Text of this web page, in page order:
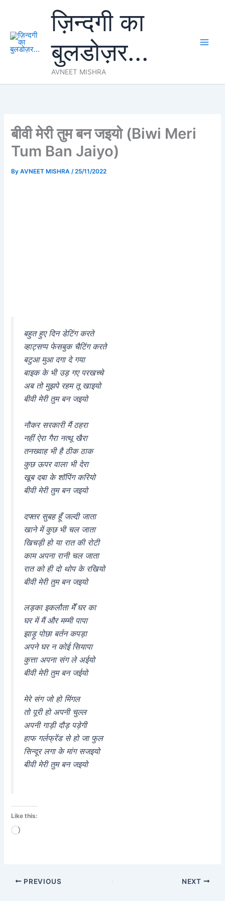
content
ज़िन्दगी का
बुलडोज़र...
AVNEET MISHRA
बीवी मेरी तुम बन जइयो (Biwi Meri
Tum Ban Jaiyo)
ByAVNEET MISHRA/25/11/2022
बहुत हुए दिन डेटिंग करते
व्हाट्सप्प फेसबुक चैटिंग करते
बटुआ मुआ दगा दे गया
बाइक के भी उड़ गए परखच्चे
अब तो मुझपे रहम तू खाइयो
बीवी मेरी तुम बन जइयो
नौकर सरकारी मैं ठहरा
नहीं ऐरा गैरा नत्थू खैरा
तनख्वाह भी है ठीक ठाक
कुछ ऊपर वाला भी देरा
खूब दबा के शॉपिंग करियो
बीवी मेरी तुम बन जइयो
दफ्तर सुबह हूँ जल्दी जाता
खाने में कुछ भी चल जाता
खिचड़ी हो या रात की रोटी
काम अपना रानी चल जाता
रात को ही दो थोप के रखियो
बीवी मेरी तुम बन जइयो
लड़का इकलौता मेँ घर का
घर में मैं और मम्मी पापा
झाड़ू पोछा बर्तन कपड़ा
अपने घर न कोई सियापा
कुत्ता अपना संग ले अईयो
बीवी मेरी तुम बन जईयो
मेरे संग जो हो मिंगल
तो पूरी हो अपनी चुल्ल
अपनी गाड़ी दौड़ पड़ेगी
हाफ गर्लफ्रेंड से हो जा फुल
सिन्दूर लगा के मांग सजइयो
बीवी मेरी तुम बन जइयो
Like this:
Loading…
PREVIOUS NEXT